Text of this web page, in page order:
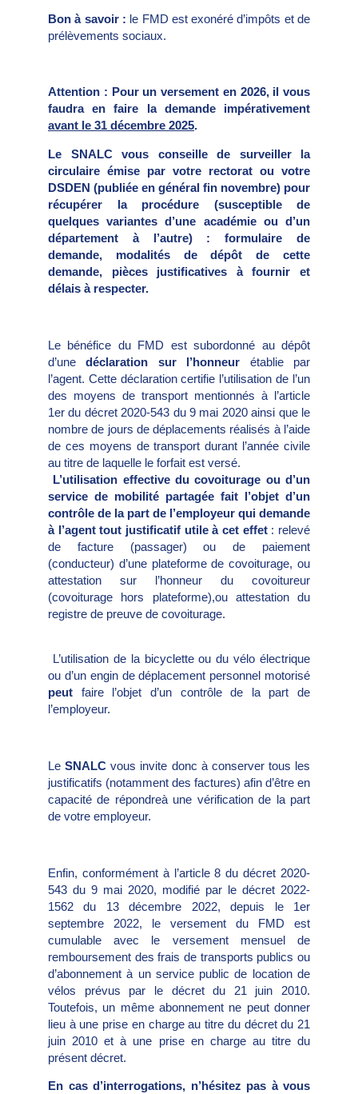
Bon à savoir : le FMD est exonéré d’impôts et de
prélèvements sociaux.
Attention : Pour un versement en 2026, il vous
faudra en faire la demande impérativement
avant le 31 décembre 2025.
Le SNALC vous conseille de surveiller la
circulaire émise par votre rectorat ou votre
DSDEN (publiée en général fin novembre) pour
récupérer la procédure (susceptible de
quelques variantes d’une académie ou d’un
département à l’autre) : formulaire de
demande, modalités de dépôt de cette
demande, pièces justificatives à fournir et
délais à respecter.
Le bénéfice du FMD est subordonné au dépôt
d’unedéclaration sur l’honneur établie par
l’agent. Cette déclaration certifie l’utilisation de l’un
des moyens de transport mentionnés à l’article
1er du décret 2020-543 du 9 mai 2020 ainsi que le
nombre de jours de déplacements réalisés à l’aide
de ces moyens de transport durant l’année civile
au titre de laquelle le forfait est versé.
L’utilisation effective du covoiturage ou d’un
service de mobilité partagée fait l’objet d’un
contrôle de la part de l’employeur qui demande
à l’agent tout justificatif utile à cet effet: relevé
de facture (passager) ou de paiement
(conducteur) d’une plateforme de covoiturage, ou
attestation sur l’honneur du covoitureur
(covoiturage hors plateforme),ou attestation du
registre de preuve de covoiturage.
L’utilisation de la bicyclette ou du vélo électrique
ou d’un engin de déplacement personnel motorisé
peut faire l’objet d’un contrôle de la part de
l’employeur.
LeSNALC vous invite donc à conserver tous les
justificatifs (notamment des factures) afin d’être en
capacité de répondreà une vérification de la part
de votre employeur.
Enfin, conformément à l’article 8 du décret 2020-
543 du 9 mai 2020, modifié par le décret 2022-
1562 du 13 décembre 2022, depuis le 1er
septembre 2022, le versement du FMD est
cumulable avec le versement mensuel de
remboursement des frais de transports publics ou
d’abonnement à un service public de location de
vélos prévus par le décret du 21 juin 2010.
Toutefois, un même abonnement ne peut donner
lieu à une prise en charge au titre du décret du 21
juin 2010 et à une prise en charge au titre du
présent décret.
En cas d’interrogations, n’hésitez pas à vous